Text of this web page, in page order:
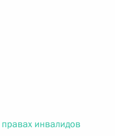
инвалидов